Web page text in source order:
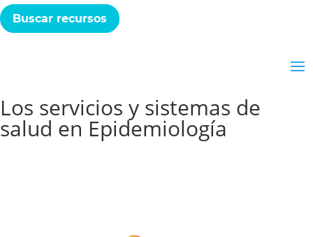
Buscar recursos
Los servicios y sistemas de
salud en Epidemiología